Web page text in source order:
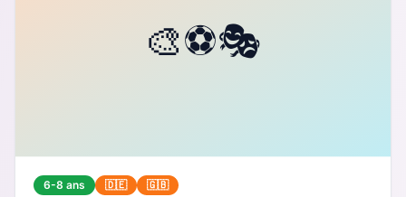
6-8 ans 🇩🇪 🇬🇧